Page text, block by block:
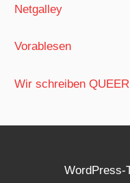
Netgalley
Vorablesen
Wir schreiben QUEER
WordPress-